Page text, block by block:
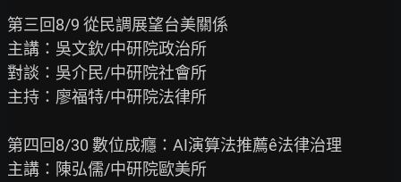
第三回8/9 從民調展望台美關係
主講：吳文欽/中研院政治所
對談：吳介民/中研院社會所
主持：廖福特/中研院法律所
第四回8/30 數位成癮：AI演算法推薦ê法律治理
主講：陳弘儒/中研院歐美所